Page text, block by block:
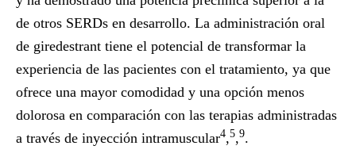
de otros SERDs en desarrollo. La administración oral
de giredestrant tiene el potencial de transformar la
experiencia de las pacientes con el tratamiento, ya que
ofrece una mayor comodidad y una opción menos
dolorosa en comparación con las terapias administradas
a través de inyección intramuscular4,5,9.